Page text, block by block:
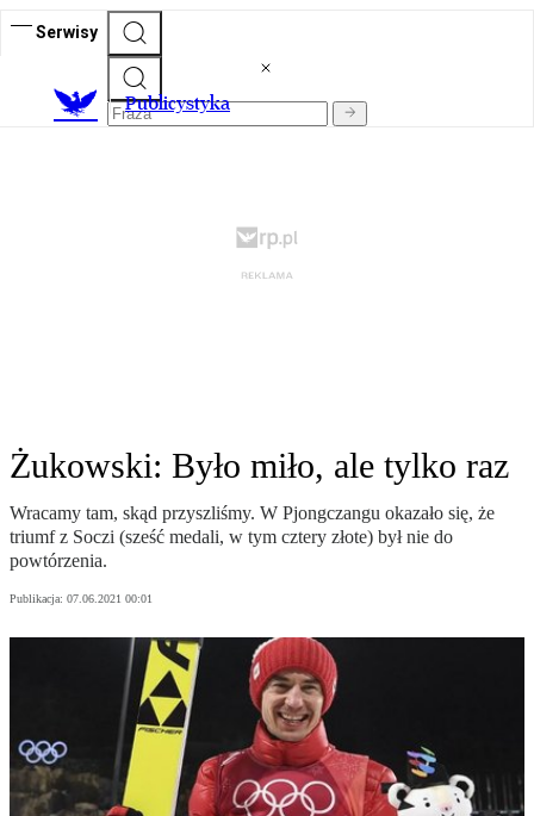
Serwisy
Publicystyka
Żukowski: Było miło, ale tylko raz
Wracamy tam, skąd przyszliśmy. W Pjongczangu okazało się, że
triumf z Soczi (sześć medali, w tym cztery złote) był nie do
powtórzenia.
Publikacja: 07.06.2021 00:01